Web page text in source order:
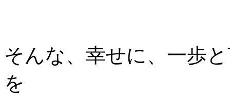
そんな、幸せに、一歩
を